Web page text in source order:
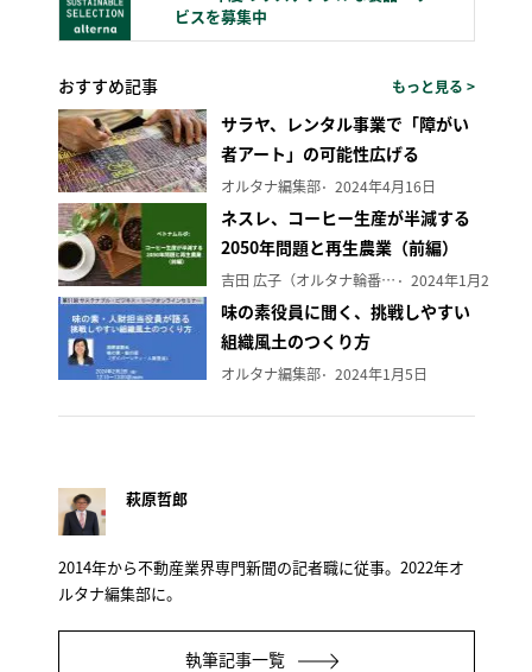
ビスを募集中
おすすめ記事 もっと見る >
サラヤ、レンタル事業で「障がい
者アート」の可能性広げる
オルタナ編集部 2024年4月16日
ネスレ、コーヒー生産が半減する
2050年問題と再生農業（前編）
吉田 広子（オルタナ輪番編集長） 2024年1月29日
味の素役員に聞く、挑戦しやすい
組織風土のつくり方
オルタナ編集部 2024年1月5日
萩原哲郎
2014年から不動産業界専門新聞の記者職に従事。2022年オ
ルタナ編集部に。
執筆記事一覧